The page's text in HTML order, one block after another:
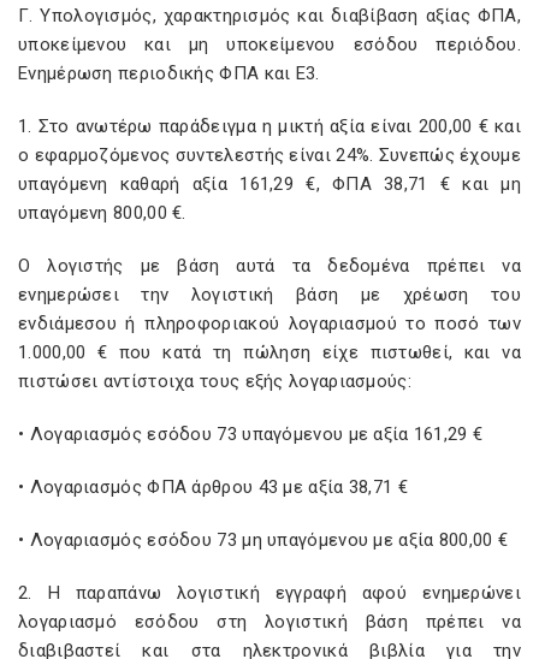
Γ. Υπολογισμός, χαρακτηρισμός και διαβίβαση αξίας ΦΠΑ,
υποκείμενου και μη υποκείμενου εσόδου περιόδου.
Ενημέρωση περιοδικής ΦΠΑ και Ε3.
1. Στο ανωτέρω παράδειγμα η μικτή αξία είναι 200,00 € και
ο εφαρμοζόμενος συντελεστής είναι 24%. Συνεπώς έχουμε
υπαγόμενη καθαρή αξία 161,29 €, ΦΠΑ 38,71 € και μη
υπαγόμενη 800,00 €.
Ο λογιστής με βάση αυτά τα δεδομένα πρέπει να
ενημερώσει την λογιστική βάση με χρέωση του
ενδιάμεσου ή πληροφοριακού λογαριασμού το ποσό των
1.000,00 € που κατά τη πώληση είχε πιστωθεί, και να
πιστώσει αντίστοιχα τους εξής λογαριασμούς:
• Λογαριασμός εσόδου 73 υπαγόμενου με αξία 161,29 €
• Λογαριασμός ΦΠΑ άρθρου 43 με αξία 38,71 €
• Λογαριασμός εσόδου 73 μη υπαγόμενου με αξία 800,00 €
2. Η παραπάνω λογιστική εγγραφή αφού ενημερώνει
λογαριασμό εσόδου στη λογιστική βάση πρέπει να
διαβιβαστεί και στα ηλεκτρονικά βιβλία για την